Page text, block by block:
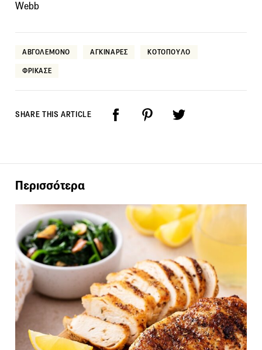
Webb
ΑΒΓΟΛΕΜΟΝΟ ΑΓΚΙΝΑΡΕΣ ΚΟΤΟΠΟΥΛΟ
ΦΡΙΚΑΣΕ
SHARE THIS ARTICLE
Περισσότερα